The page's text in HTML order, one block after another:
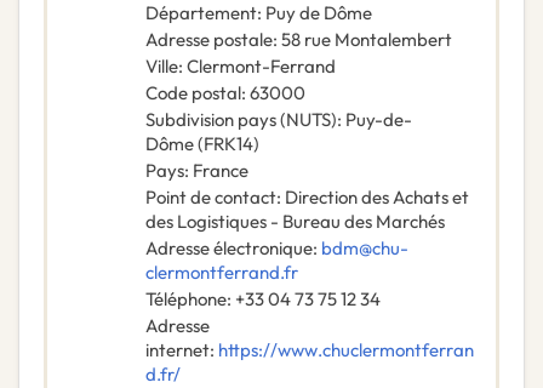
Département: Puy de Dôme
Adresse postale: 58 rue Montalembert
Ville: Clermont-Ferrand
Code postal: 63000
Subdivision pays (NUTS): Puy-de-
Dôme(FRK14)
Pays: France
Point de contact: Direction des Achats et
des Logistiques - Bureau des Marchés
Adresse électronique: bdm@chu-
clermontferrand.fr
Téléphone: +33 04 73 75 12 34
Adresse
internet: https://www.chuclermontferran
d.fr/